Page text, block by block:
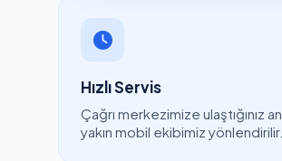
Hızlı Servis
Çağrı merkezimize ulaştığınız
yakın mobil ekibimiz yönlendirilir.